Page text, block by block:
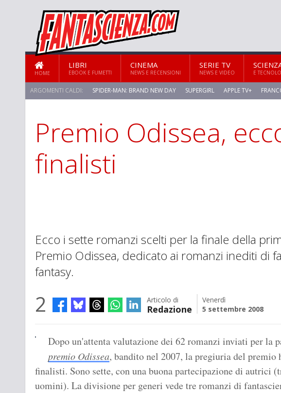
HOME
LIBRI
EBOOK E FUMETTI
CINEMA
NEWS E RECENSIONI
SERIE TV
NEWS E VIDEO E
ARGOMENTI CALDI: SPIDER-MAN: BRAND NEW DAY SUPERGIRL APPLE TV+
Premio Odissea,
finalisti
Ecco i sette romanzi scelti per la finale della
Premio Odissea, dedicato ai romanzi inediti di
fantasy.
2 Articolo di
Redazione
Venerdì
5 settembre 2008
Dopo un'attenta valutazione dei 62 romanzi inviati per la
premio Odissea, bandito nel 2007, la pregiuria del premio
finalisti. Sono sette, con una buona partecipazione di autrici
uomini). La divisione per generi vede tre romanzi di